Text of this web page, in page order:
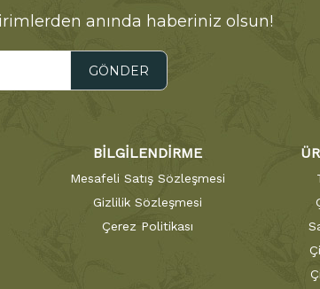
anında haberiniz olsun!
GÖNDER
BİLGİLENDİRME
Mesafeli Satış Sözleşmesi
Gizlilik Sözleşmesi
Çerez Politikası